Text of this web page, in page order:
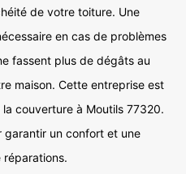
de votre toiture. Une
en cas de problèmes
fassent plus de dégâts au
maison. Cette entreprise est
couverture à Moutils 77320.
garantir un confort et une